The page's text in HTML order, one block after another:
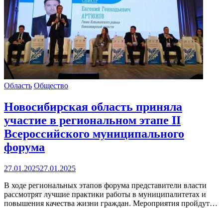
Область Общество
Новосибирская область приняла
участие в региональном этапе II
Всероссийского муниципального
форума
27.01.202527.01.2025
В ходе региональных этапов форума представители власти
рассмотрят лучшие практики работы в муниципалитетах и
повышения качества жизни граждан. Мероприятия пройдут…